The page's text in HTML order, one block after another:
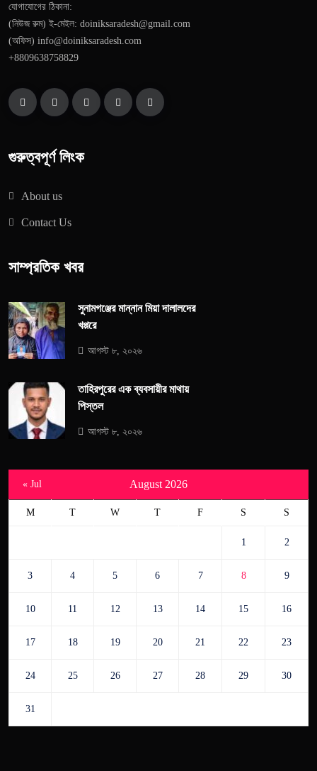
যোগাযোগের ঠিকানা:
(নিউজ রুম) ই-মেইল: doiniksaradesh@gmail.com
(অফিস) info@doiniksaradesh.com
+8809638758829
গুরুত্বপূর্ণ লিংক
About us
Contact Us
সাম্প্রতিক খবর
সুনামগঞ্জের মান্নান মিয়া দালালদের
খপ্পরে
আগস্ট ৮, ২০২৬
তাহিরপুরের এক ব্যবসায়ীর মাথায়
পিস্তল
আগস্ট ৮, ২০২৬
August 2026
M T W T F S S
1 2
3 4 5 6 7 8 9
10 11 12 13 14 15 16
17 18 19 20 21 22 23
24 25 26 27 28 29 30
31
« Jul